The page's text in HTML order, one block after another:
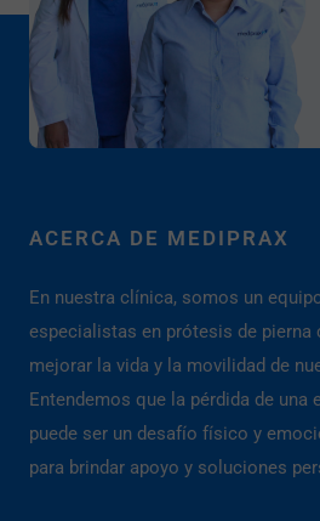
ACERCA DE MEDIPRAX
En nuestra clínica, somos un
especialistas en prótesis de
mejorar la vida y la movilidad de
Entendemos que la pérdida de una
puede ser un desafío físico y
para brindar apoyo y soluciones